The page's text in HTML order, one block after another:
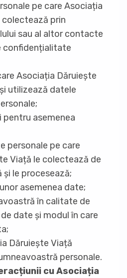
pe care Asociația
colectează prin
sau al altor contacte
confidențialitate
Asociația Dăruiește
utilizează datele
asemenea
personale pe care
Viață le colectează de
le procesează;
asemenea date;
în calitate de
date și modul în care
Dăruiește Viață
personale.
cu Asociația